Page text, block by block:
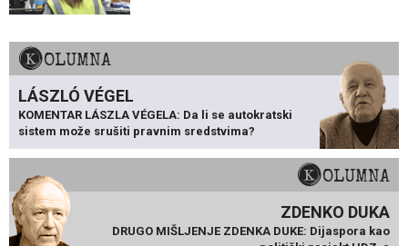
KOLUMNA
LÁSZLÓ VÉGEL
KOMENTAR LÁSZLA VÉGELA: Da li se autokratski
sistem može srušiti pravnim sredstvima?
KOLUMNA
ZDENKO DUKA
DRUGO MIŠLJENJE ZDENKA DUKE: Dijaspora kao